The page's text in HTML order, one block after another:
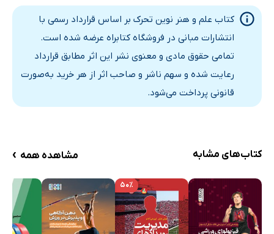
عضلات موافق مخالف همکار و خنثی کننده
زنجیره‌های حرکتی باز و بسته
برنامه‌های تمرینی برای انقباض
انواع تار عضلانی و حرکت
کتاب علم و هنر نوین تحرک بر اساس قرارداد رسمی با
انتشارات مبانی در فروشگاه کتابراه عرضه شده است.
تمامی حقوق مادی و معنوی نشر این اثر مطابق قرارداد
رعایت شده و سهم ناشر و صاحب اثر از هر خرید به‌صورت
قانونی پرداخت می‌شود.
کتاب‌های مشابه مشاهده همه ›
۵۰٪